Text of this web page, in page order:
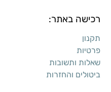
רכישה באתר:
תקנון
פרטיות
שאלות ותשובות
ביטולים והחזרות